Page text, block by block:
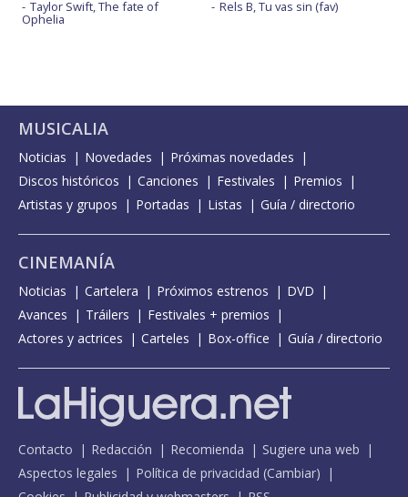
Taylor Swift, The fate of
Ophelia
Rels B, Tu vas sin (fav)
MUSICALIA
Noticias Novedades
Próximas novedades
Discos históricos
Canciones Festivales
Premios
Artistas y grupos
Portadas Listas Guía / directorio
CINEMANÍA
Noticias Cartelera Próximos estrenos
DVD
Avances
Tráilers
Festivales + premios
Actores y actrices
Carteles Box-office Guía / directorio
Contacto Redacción Recomienda
Sugiere una web
Aspectos legales
Política de privacidad (Cambiar)